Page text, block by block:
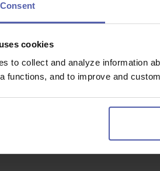
Consent
cookies
to collect and analyze information
functions, and to improve and
dává skutečný smysl?Chcete vidět za
šetří desítky…
práce v Německu
na stavbě udává směr?Ne hledat chyby
– s respektem svářečů, s…